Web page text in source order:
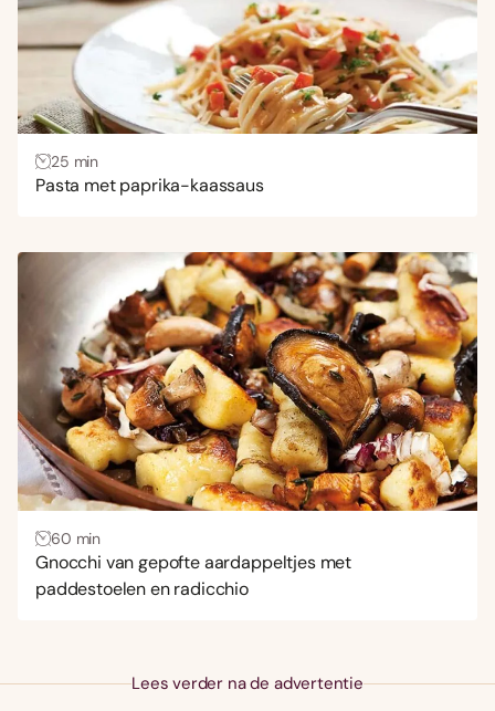
25 min
Pasta met paprika-kaassaus
60 min
Gnocchi van gepofte aardappeltjes met
paddestoelen en radicchio
Lees verder na de advertentie